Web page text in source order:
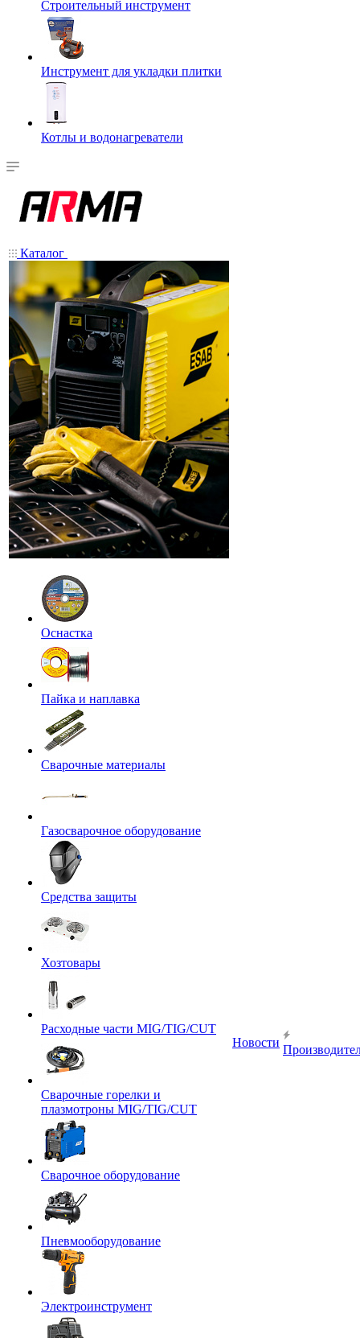
Строительный инструмент
Инструмент для укладки плитки
Котлы и водонагреватели
Каталог
Оснастка
Пайка и наплавка
Сварочные материалы
Газосварочное оборудование
Средства защиты
Хозтовары
Расходные части MIG/TIG/CUT
Сварочные горелки и
плазмотроны MIG/TIG/CUT
Сварочное оборудование
Пневмооборудование
Электроинструмент
Новости